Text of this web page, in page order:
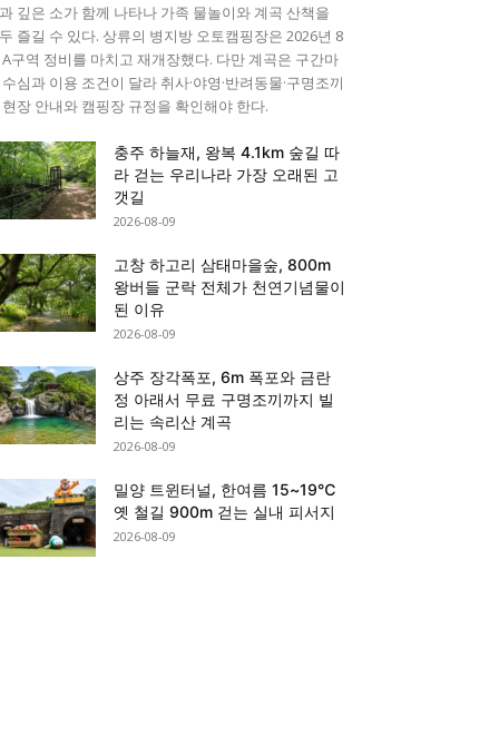
깊은 소가 함께 나타나 가족 물놀이와 계곡 산책을
즐길 수 있다. 상류의 병지방 오토캠핑장은 2026년 8
구역 정비를 마치고 재개장했다. 다만 계곡은 구간마
심과 이용 조건이 달라 취사·야영·반려동물·구명조끼
장 안내와 캠핑장 규정을 확인해야 한다.
충주 하늘재, 왕복 4.1km 숲길 따
라 걷는 우리나라 가장 오래된 고
갯길
2026-08-09
고창 하고리 삼태마을숲, 800m
왕버들 군락 전체가 천연기념물이
된 이유
2026-08-09
상주 장각폭포, 6m 폭포와 금란
정 아래서 무료 구명조끼까지 빌
리는 속리산 계곡
2026-08-09
밀양 트윈터널, 한여름 15~19℃
옛 철길 900m 걷는 실내 피서지
2026-08-09